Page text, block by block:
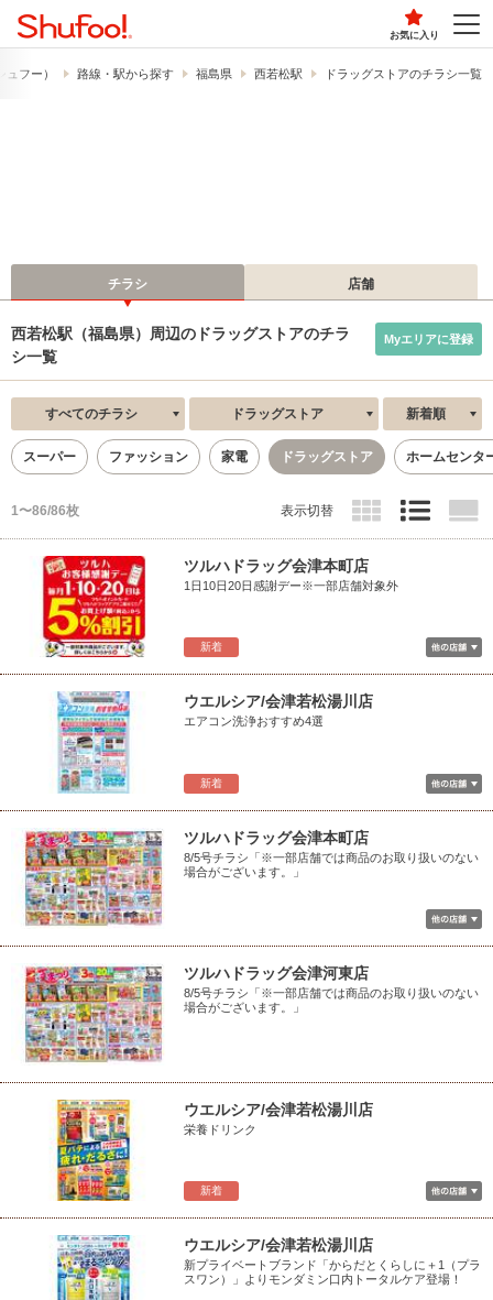
お気に入り
フー） 路線・駅から探す 福島県 西若松駅 ドラッグストアのチラシ一覧
チラシ 店舗
西若松駅（福島県）周辺のドラッグストアのチラ
シ一覧
Myエリアに登録
すべてのチラシ ドラッグストア 新着順
スーパー ファッション 家電 ドラッグストア ホームセンタ
1〜86/86枚 表示切替
新着
ツルハドラッグ会津本町店
1日10日20日感謝デー※一部店舗対象外
新着
ウエルシア/会津若松湯川店
エアコン洗浄おすすめ4選
ツルハドラッグ会津本町店
8/5号チラシ「※一部店舗では商品のお取り扱いのない
場合がございます。」
ツルハドラッグ会津河東店
8/5号チラシ「※一部店舗では商品のお取り扱いのない
場合がございます。」
新着
ウエルシア/会津若松湯川店
栄養ドリンク
ウエルシア/会津若松湯川店
新プライベートブランド「からだとくらしに＋1（プラ
スワン）」よりモンダミン口内トータルケア登場！